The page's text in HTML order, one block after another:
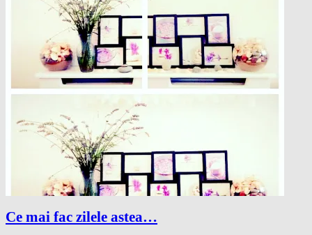
Ce mai fac zilele astea…